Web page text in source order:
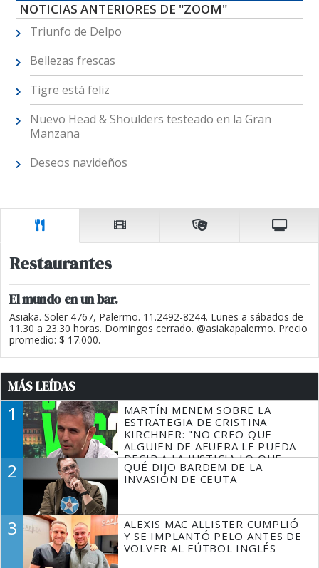
NOTICIAS ANTERIORES DE "ZOOM"
Triunfo de Delpo
Bellezas frescas
Tigre está feliz
Nuevo Head & Shoulders testeado en la Gran
Manzana
Deseos navideños
Restaurantes
El mundo en un bar.
Asiaka. Soler 4767, Palermo. 11.2492-8244. Lunes a sábados de
11.30 a 23.30 horas. Domingos cerrado. @asiakapalermo. Precio
promedio: $ 17.000.
MÁS LEÍDAS
1
MARTÍN MENEM SOBRE LA
ESTRATEGIA DE CRISTINA
KIRCHNER: "NO CREO QUE
ALGUIEN DE AFUERA LE PUEDA
DECIR A LA JUSTICIA LO QUE
TIENE QUE HACER"
2
QUÉ DIJO BARDEM DE LA
INVASIÓN DE CEUTA
3
ALEXIS MAC ALLISTER CUMPLIÓ
Y SE IMPLANTÓ PELO ANTES DE
VOLVER AL FÚTBOL INGLÉS